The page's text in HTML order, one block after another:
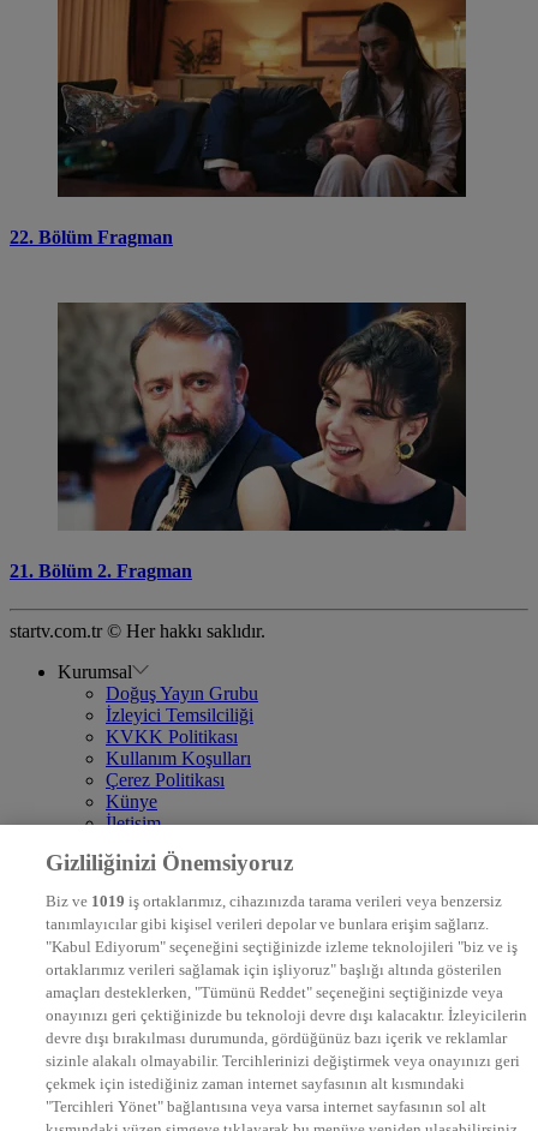
22. Bölüm Fragman
21. Bölüm 2. Fragman
startv.com.tr © Her hakkı saklıdır.
Kurumsal
Doğuş Yayın Grubu
İzleyici Temsilciliği
KVKK Politikası
Kullanım Koşulları
Çerez Politikası
Künye
İletişim
DYG Televizyonlar
STAR
EURO STAR
KRAL POP TV
DYG Radyolar
NTV RADYO
KRAL FM
KRAL POP
EKSEN
VOYAGE
DYG Dijital
ntv.com.tr
Gizliliğinizi Önemsiyoruz
Biz ve 1019 iş ortaklarımız, cihazınızda tarama verileri veya benzersiz
tanımlayıcılar gibi kişisel verileri depolar ve bunlara erişim sağlarız.
"Kabul Ediyorum" seçeneğini seçtiğinizde izleme teknolojileri "biz ve iş
ortaklarımız verileri sağlamak için işliyoruz" başlığı altında gösterilen
amaçları desteklerken, "Tümünü Reddet" seçeneğini seçtiğinizde veya
onayınızı geri çektiğinizde bu teknoloji devre dışı kalacaktır. İzleyicilerin
devre dışı bırakılması durumunda, gördüğünüz bazı içerik ve reklamlar
sizinle alakalı olmayabilir. Tercihlerinizi değiştirmek veya onayınızı geri
çekmek için istediğiniz zaman internet sayfasının alt kısmındaki
"Tercihleri Yönet" bağlantısına veya varsa internet sayfasının sol alt